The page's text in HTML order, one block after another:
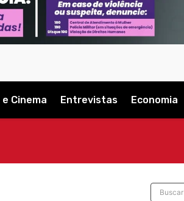
e Cinema Entrevistas Economia
Buscar